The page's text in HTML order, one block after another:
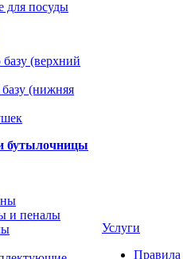
(верхний
(нижняя
бутылочницы
и пеналы
Услуги
Правила